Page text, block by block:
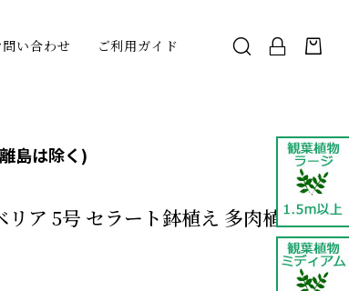
問い合わせ ご利用ガイド
島は除く)
リア 5号 セラート鉢植え 多肉植物